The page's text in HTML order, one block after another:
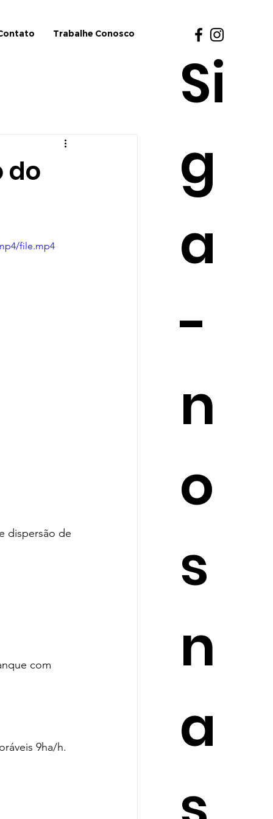
Trabalhe Conosco
Si
g
a
-
n
o
s
n
a
do
file.mp4
dispersão de
com
9ha/h.